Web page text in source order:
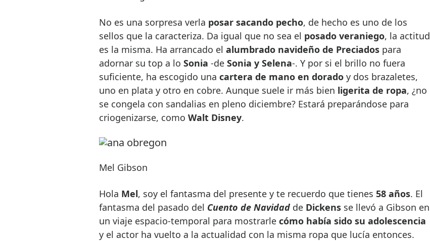
No es una sorpresa verla posar sacando pecho, de hecho es uno de los
sellos que la caracteriza. Da igual que no sea el posado veraniego, la actitud
es la misma. Ha arrancado el alumbrado navideño de Preciadospara
adornar su top a lo Sonia -de Sonia y Selena-. Y por si el brillo no fuera
suficiente, ha escogido una cartera de mano en doradoy dos brazaletes,
uno en plata y otro en cobre. Aunque suele ir más bien ligerita de ropa, ¿no
se congela con sandalias en pleno diciembre? Estará preparándose para
criogenizarse, como Walt Disney.
Mel Gibson
Hola Mel, soy el fantasma del presente y te recuerdo que tienes 58 años. El
fantasma del pasado del Cuento de Navidadde Dickensse llevó a Gibson en
un viaje espacio-temporal para mostrarle cómo había sido su adolescencia
y el actor ha vuelto a la actualidad con la misma ropa que lucía entonces.